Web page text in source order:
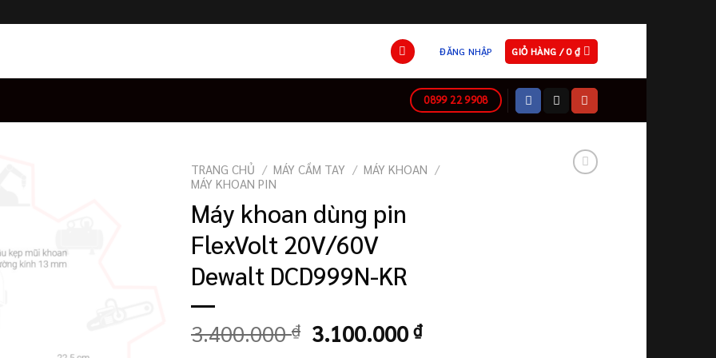
ĐĂNG NHẬP GIỎ HÀNG /0₫
0899 22 9908
TRANG CHỦ / MÁY CẦM TAY / MÁY KHOAN /
MÁY KHOAN PIN
Máy khoan dùng pin
FlexVolt 20V/60V
Dewalt DCD999N-KR
3.400.000₫ Giá
3.100.000₫Giá